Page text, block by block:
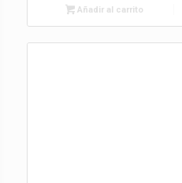
Añadir al carrito